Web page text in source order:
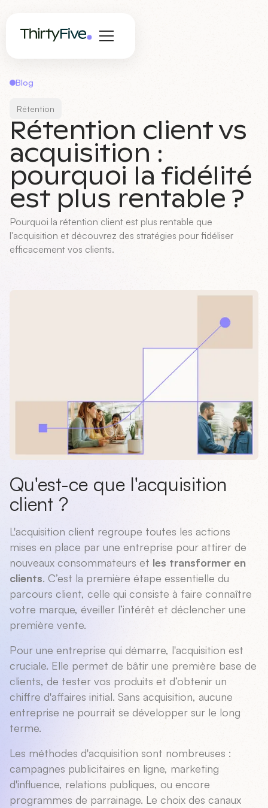
Blog
Rétention
Rétention client vs
acquisition :
pourquoi la fidélité
est plus rentable ?
Pourquoi la rétention client est plus rentable que
l'acquisition et découvrez des stratégies pour fidéliser
efficacement vos clients.
Qu'est-ce que l'acquisition
client ?
L'acquisition client regroupe toutes les actions
mises en place par une entreprise pour attirer de
nouveaux consommateurs et les transformer en
clients. C’est la première étape essentielle du
parcours client, celle qui consiste à faire connaître
votre marque, éveiller l’intérêt et déclencher une
première vente.
Pour une entreprise qui démarre, l'acquisition est
cruciale. Elle permet de bâtir une première base de
clients, de tester vos produits et d’obtenir un
chiffre d'affaires initial. Sans acquisition, aucune
entreprise ne pourrait se développer sur le long
terme.
Les méthodes d'acquisition sont nombreuses :
campagnes publicitaires en ligne, marketing
d'influence, relations publiques, ou encore
programmes de parrainage. Le choix des canaux